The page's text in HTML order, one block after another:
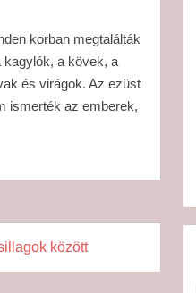
korban megtalálták
a kövek, a
és virágok. Az ezüst
ismerték az emberek,
között